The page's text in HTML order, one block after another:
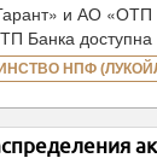
и АО «ОТП
Банка
НПФ